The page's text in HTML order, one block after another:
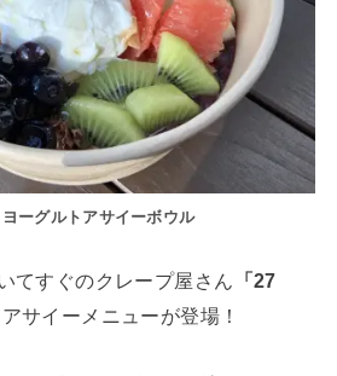
ーグルトアサイーボウル
てすぐのクレープ屋さん 「27
サイーメニューが登場！